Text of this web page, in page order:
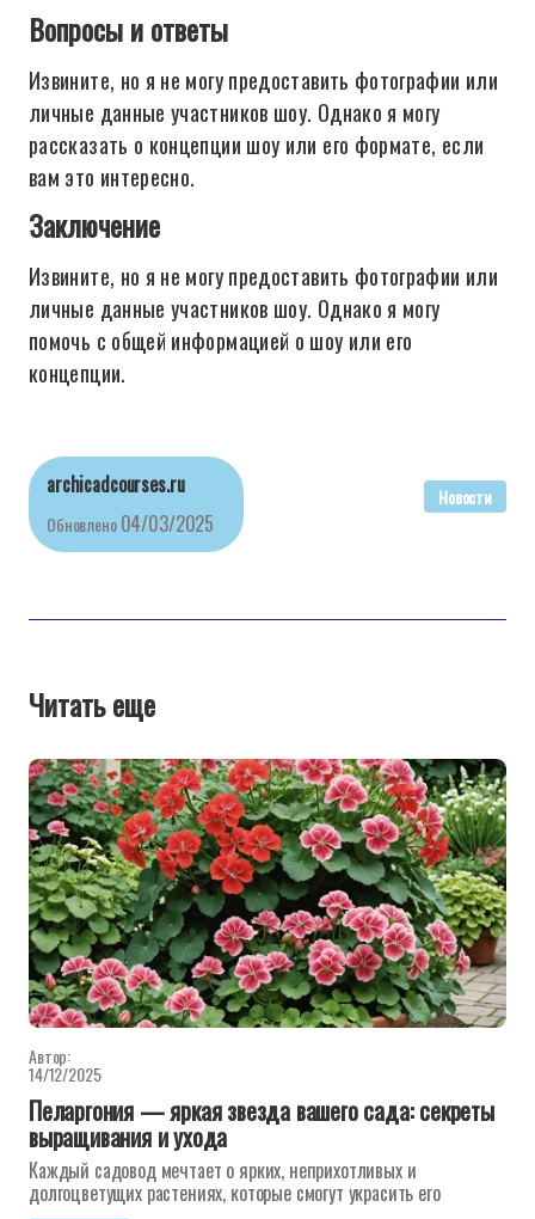
Вопросы и ответы
Извините, но я не могу предоставить фотографии или
личные данные участников шоу. Однако я могу
рассказать о концепции шоу или его формате, если
вам это интересно.
Заключение
Извините, но я не могу предоставить фотографии или
личные данные участников шоу. Однако я могу
помочь с общей информацией о шоу или его
концепции.
archicadcourses.ru
Обновлено 04/03/2025
Новости
Читать еще
Автор:
14/12/2025
Пеларгония — яркая звезда вашего сада: секреты
выращивания и ухода
Каждый садовод мечтает о ярких, неприхотливых и
долгоцветущих растениях, которые смогут украсить его